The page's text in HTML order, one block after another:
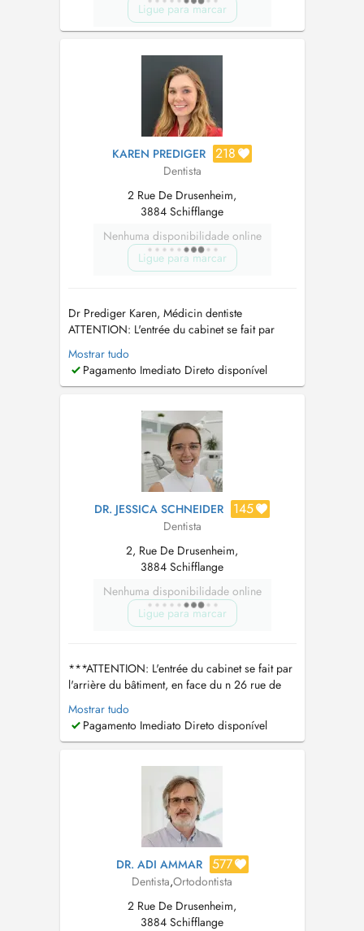
Ligue para marcar
KAREN PREDIGER 218
Dentista
2 Rue De Drusenheim,
3884 Schifflange
Nenhuma disponibilidade online
Ligue para marcar
Dr Prediger Karen, Médicin dentiste
ATTENTION: L'entrée du cabinet se fait par
l'arrière du bâtiment, en face du n 26 rue de
Hédange. Ma priorité est d'offrir à mes patients
un accompagnement de qualité, basé sur
personnalisés. Je m'engage à mettre à jour
Mostrar tudo
Pagamento Imediato Direto disponível
DR. JESSICA SCHNEIDER 145
Dentista
2, Rue De Drusenheim,
3884 Schifflange
Nenhuma disponibilidade online
Ligue para marcar
***ATTENTION: L'entrée du cabinet se fait par
l'arrière du bâtiment, en face du n 26 rue de
Hédange - porte d'entrée de la Maison
Médicale Ann der Millen*** Dr SCHNEIDER
Jessica - Médecin Dentiste Spécialisée en
12 ans d'expérience clinique, je su...
Mostrar tudo
Pagamento Imediato Direto disponível
DR. ADI AMMAR 577
Dentista,Ortodontista
2 Rue De Drusenheim,
3884 Schifflange